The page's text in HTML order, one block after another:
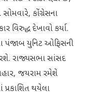
કોંગ્રેસના
વિરુદ્ધ દેખાવો કર્યા.
પંજાબ યુનિટ ઓફિસની
રાજ્યસભા સાંસદ
જયરામ રમેશે
થયેલા